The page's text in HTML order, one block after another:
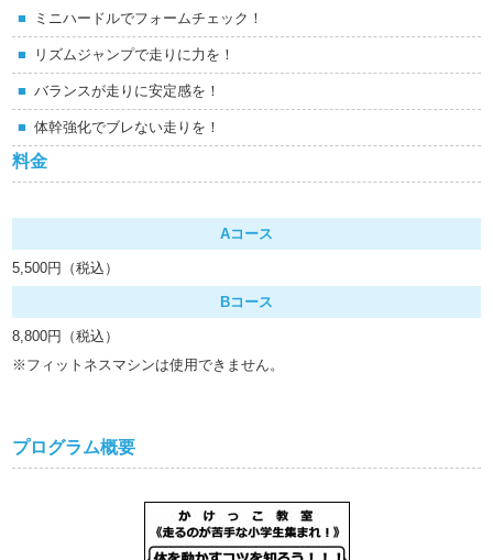
ミニハードルでフォームチェック！
リズムジャンプで走りに力を！
バランスが走りに安定感を！
体幹強化でブレない走りを！
料金
Aコース
5,500円（税込）
Bコース
8,800円（税込）
※フィットネスマシンは使用できません。
プログラム概要